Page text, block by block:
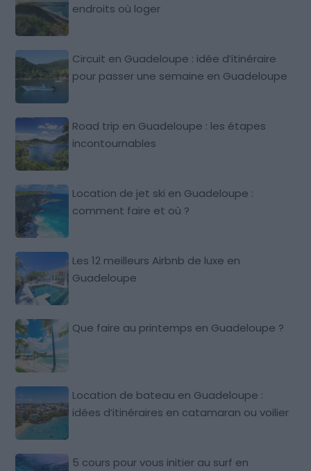
endroits où loger
Circuit en Guadeloupe : idée d’itinéraire
pour passer une semaine en Guadeloupe
Road trip en Guadeloupe : les étapes
incontournables
Location de jet ski en Guadeloupe :
comment faire et où ?
Les 12 meilleurs Airbnb de luxe en
Guadeloupe
Que faire au printemps en Guadeloupe ?
Location de bateau en Guadeloupe :
idées d’itinéraires en catamaran ou voilier
5 cours pour vous initier au surf en